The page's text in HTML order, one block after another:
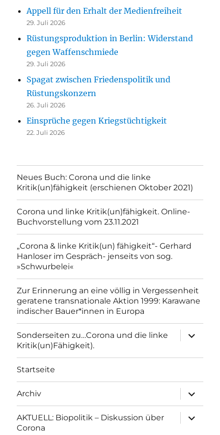
Appell für den Erhalt der Medienfreiheit
29. Juli 2026
Rüstungsproduktion in Berlin: Widerstand
gegen Waffenschmiede
29. Juli 2026
Spagat zwischen Friedenspolitik und
Rüstungskonzern
26. Juli 2026
Einsprüche gegen Kriegstüchtigkeit
22. Juli 2026
Neues Buch: Corona und die linke
Kritik(un)fähigkeit (erschienen Oktober 2021)
Corona und linke Kritik(un)fähigkeit. Online-
Buchvorstellung vom 23.11.2021
„Corona & linke Kritik(un) fähigkeit“- Gerhard
Hanloser im Gespräch- jenseits von sog.
»Schwurbelei«
Zur Erinnerung an eine völlig in Vergessenheit
geratene transnationale Aktion 1999: Karawane
indischer Bauer*innen in Europa
Sonderseiten zu…Corona und die linke
Kritik(un)Fähigkeit).
anzeigen
Startseite
Archiv
anzeigen
AKTUELL: Biopolitik – Diskussion über
Corona
anzeigen